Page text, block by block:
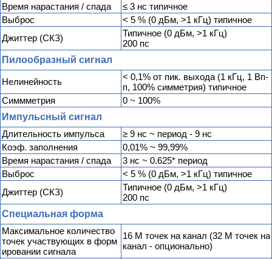
Время нарастания / спада
≤ 3 нс типичное
Выброс
< 5 % (0 дБм, >1 кГц) типичное
Джиттер (СКЗ)
Типичное (0 дБм, >1 кГц)
200 пс
Пилообразный сигнал
Нелинейность
< 0,1% от пик. выхода (1 кГц, 1 Вп-
п, 100% симметрия) типичное
Симмметрия
0 ~ 100%
Импульсный сигнал
Длительность импульса
≥ 9 нс ~ период - 9 нс
Коэф. заполнения
0,01% ~ 99,99%
Время нарастания / спада
3 нс ~ 0.625* период
Выброс
< 5 % (0 дБм, >1 кГц) типичное
Джиттер (СКЗ)
Типичное (0 дБм, >1 кГц)
200 пс
Специальная форма
Максимальное количество
точек участвующих в форм
ировании сигнала
16 М точек на канал (32 М точек на
канал - опционально)